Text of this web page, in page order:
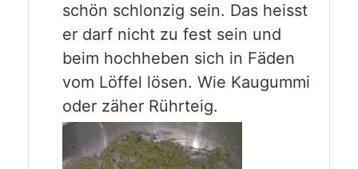
schön schlonzig sein. Das heisst
er darf nicht zu fest sein und
beim hochheben sich in Fäden
vom Löffel lösen. Wie Kaugummi
oder zäher Rührteig.